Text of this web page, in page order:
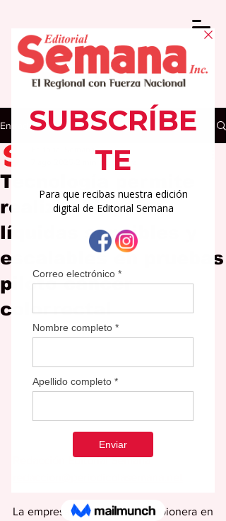
Entrada
Tecnología permite
realizar biopsias
líquidas sensibles y
escalables en pruebas
piloto cáncer
colorrectal
2 min de lectura
Redacción Editorial Semana
La empresa de biotecnología pionera en